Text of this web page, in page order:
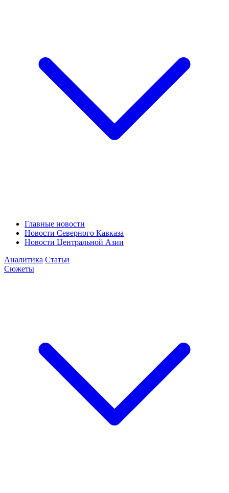
Главные новости
Новости Северного Кавказа
Новости Центральной Азии
Аналитика Статьи
Сюжеты